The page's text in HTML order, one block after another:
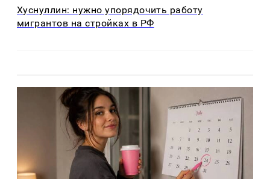
Хуснуллин: нужно упорядочить работу
мигрантов на стройках в РФ